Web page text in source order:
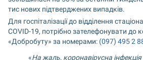
тис нових підтверджених випадків.
Для госпіталізації до відділення
COVID-19, потрібно зателефонувати до
«Добробуту» за номерами: (097) 495 2
«На жаль, коронавірусна інфекція